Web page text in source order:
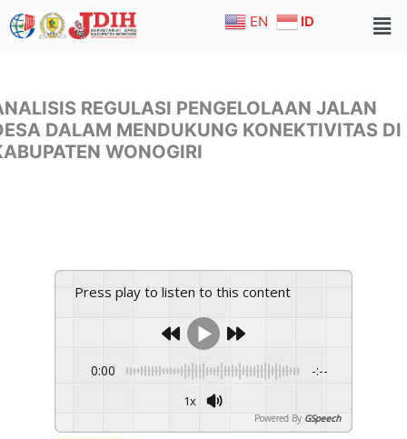
to
EN ID
REGULASI PENGELOLAAN JALAN
DALAM MENDUKUNG KONEKTIVITAS DI
WONOGIRI
Press play to listen to this content
0:00 -:--
1x
Powered By GSpeech